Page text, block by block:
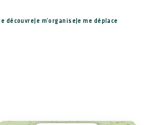
Je découvre Je m'organise Je me déplace